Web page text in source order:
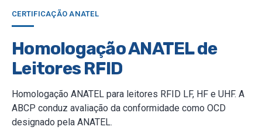
CERTIFICAÇÃO ANATEL
Homologação ANATEL de
Leitores RFID
Homologação ANATEL para leitores RFID LF, HF e UHF. A
ABCP conduz avaliação da conformidade como OCD
designado pela ANATEL.